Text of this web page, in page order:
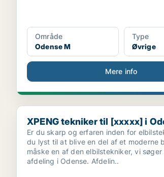
Område
Odense M
Type
Øvrige
Mere info
XPENG tekniker til [xxxxx] i Odense
XPENG tekniker til [xxxxx] i
Er du skarp og erfaren inden for
du lyst til at blive en del af et moderne
måske en af den elbilstekniker, vi
afdeling i Odense. Afdelin..